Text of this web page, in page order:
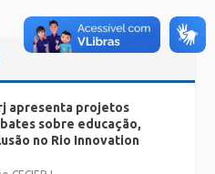
apresenta projetos
sobre educação,
no Rio Innovation